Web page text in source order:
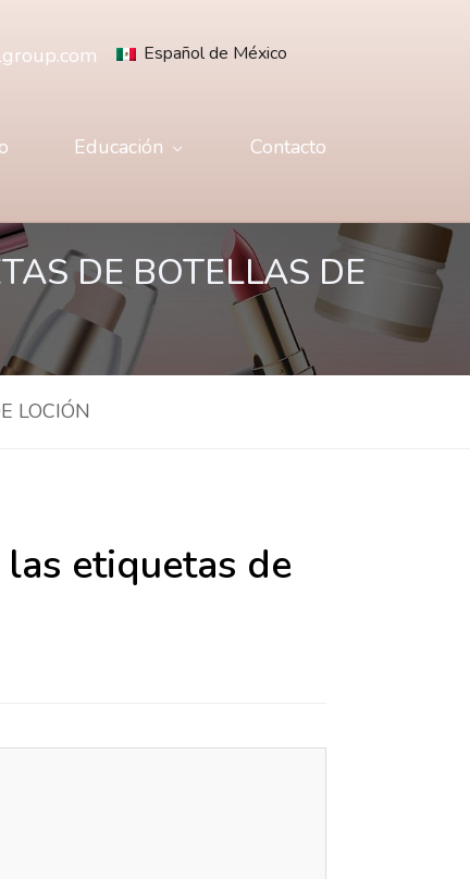
Español de México
Educación Contacto
DE BOTELLAS DE
LOCIÓN
etiquetas de